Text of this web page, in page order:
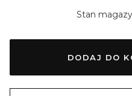
Stan
DODAJ DO